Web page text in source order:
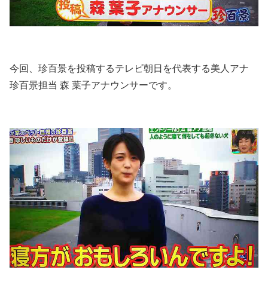
今回、珍百景を投稿するテレビ朝日を代表する美人アナ
珍百景担当 森 葉子アナウンサーです。